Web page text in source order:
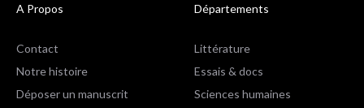
A Propos
Contact
Notre histoire
Déposer un manuscrit
Départements
Littérature
Essais & docs
Sciences humaines